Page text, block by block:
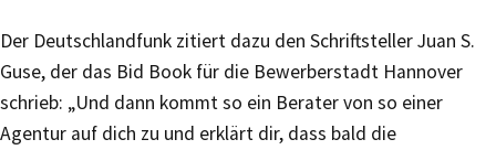
Der Deutschlandfunk zitiert dazu den Schriftsteller Juan S.
Guse, der das Bid Book für die Bewerberstadt Hannover
schrieb: „Und dann kommt so ein Berater von so einer
Agentur auf dich zu und erklärt dir, dass bald die